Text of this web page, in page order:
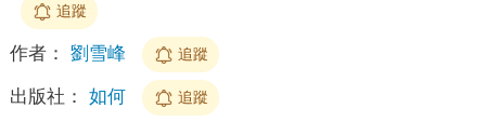
追蹤
作者： 劉雪峰 追蹤
出版社： 如何 追蹤